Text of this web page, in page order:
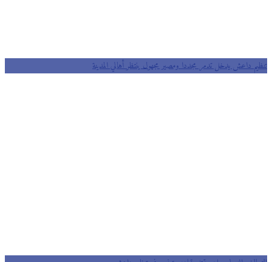
تنظيم داعش يدخل تدمر مجددا ومصير مجهول ينتظر أهالي المدينة